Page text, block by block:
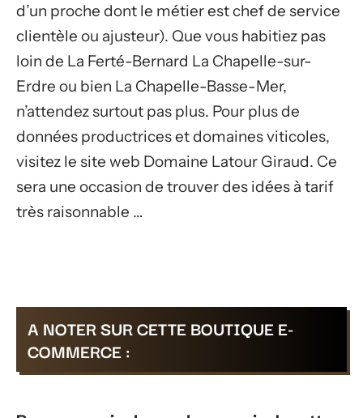
d’un proche dont le métier est chef de service
clientèle ou ajusteur). Que vous habitiez pas
loin de La Ferté-Bernard La Chapelle-sur-
Erdre ou bien La Chapelle-Basse-Mer,
n’attendez surtout pas plus. Pour plus de
données productrices et domaines viticoles,
visitez le site web Domaine Latour Giraud. Ce
sera une occasion de trouver des idées à tarif
très raisonnable …
A NOTER SUR CETTE BOUTIQUE E-
COMMERCE :